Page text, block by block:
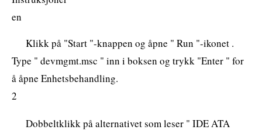
en
Klikk på "Start "-knappen og åpne " Run "-ikonet .
Type " devmgmt.msc " inn i boksen og trykk "Enter " for
å åpne Enhetsbehandling.
2
Dobbeltklikk på alternativet som leser " IDE ATA